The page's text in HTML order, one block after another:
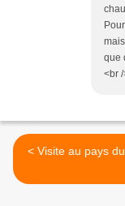
que
<br
< Visite au pays